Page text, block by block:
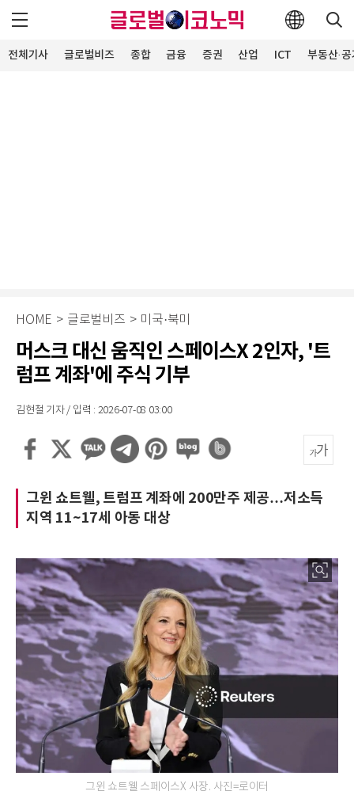
전체기사 글로벌비즈 종합 금융 증권 산업 ICT 부동산·
HOME > 글로벌비즈 > 미국·북미
머스크 대신 움직인 스페이스X 2인자, '트
럼프 계좌'에 주식 기부
김현철 기자 / 입력 : 2026-07-08 03:00
그윈 쇼트웰, 트럼프 계좌에 200만주 제공…저소득
지역 11~17세 아동 대상
그윈 쇼트웰 스페이스X 사장. 사진=로이터